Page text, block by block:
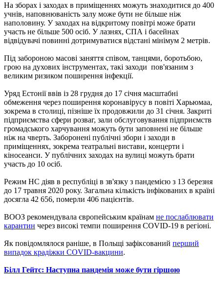
На зборах і заходах в приміщеннях можуть знаходитися до 400
учнів, наповнюваність залу може бути не більше ніж
наполовину. У заходах на відкритому повітрі може брати
участь не більше 500 осіб. У лазнях, СПА і басейнах
відвідувачі повинні дотримуватися відстані мінімум 2 метрів.
Під забороною масові заняття співом, танцями, боротьбою,
грою на духових інструментах, такі заходи пов'язаним з
великим ризиком поширення інфекції.
Уряд Естонії ввів із 28 грудня до 17 січня масштабні
обмеження через поширення коронавірусу в повіті Харьюмаа,
зокрема в столиці, пізніше їх продовжили до 31 січня. Закриті
підприємства сфери розваг, зали обслуговування підприємств
громадського харчування можуть бути заповнені не більше
ніж на чверть. Заборонені публічні збори і заходи в
приміщеннях, зокрема театральні вистави, концерти і
кіносеанси. У публічних заходах на вулиці можуть брати
участь до 10 осіб.
Режим НС діяв в республіці в зв'язку з пандемією з 13 березня
до 17 травня 2020 року. Загальна кількість інфікованих в країні
досягла 42 656, померли 406 пацієнтів.
ВООЗ рекомендувала європейським країнам не послаблювати
карантин через високі темпи поширення COVID-19 в регіоні.
Як повідомлялося раніше, в Польщі зафіксований перший
випадок крадіжки COVID-вакцини.
Білл Гейтс: Наступна пандемія може бути гіршою